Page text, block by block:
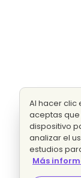
Al hacer clic
aceptas que
dispositivo
analizar el
estudios
Más